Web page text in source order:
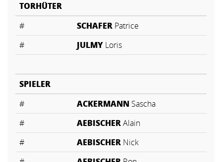
TORHÜTER
#
SCHAFER Patrice
#
JULMY Loris
SPIELER
#
ACKERMANN Sascha
#
AEBISCHERAlain
#
AEBISCHER Nick